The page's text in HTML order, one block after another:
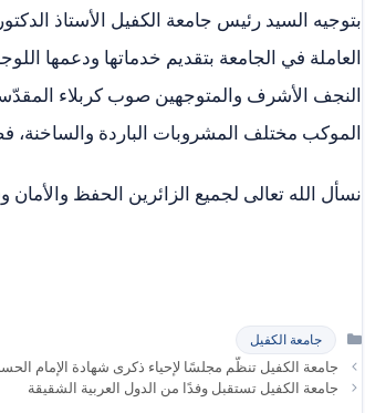
بتوجيه السيد رئيس جامعة الكفيل الأستاذ
العاملة في الجامعة بتقديم خدماتها ودعمها
النجف الأشرف والمتوجهين صوب كربلاء
الموكب مختلف المشروبات الباردة والساخنة،
نسأل الله تعالى لجميع الزائرين الحفظ
التصنيفات
جامعة الكفيل
جامعة الكفيل تنظّم مجلسًا لإحياء ذكرى شهادة الإمام
جامعة الكفيل تستقبل وفدًا من الدول العربية الشقيقة